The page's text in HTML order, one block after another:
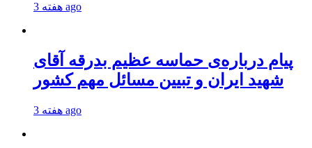
3 هفته ago
پیام درباره‌ی حماسه عظیم بدرقه آقای
شهید ایران و تبیین مسائل مهم کشور
3 هفته ago